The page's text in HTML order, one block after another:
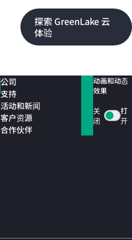
探索 GreenLake 云
体验
公司
支持
活动和新闻
客户资源
合作伙伴
动画和动态
效果
关
闭
打
开